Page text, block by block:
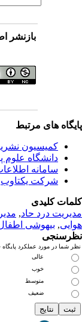
بازنشر
های مرتبط
کمیسیون
دانشگاه علوم
سامانه اطلاعات
شرکت یکتاوب
کلیدی
درد حاد,
, بیهوشی اطفال,
شما در مورد عملکرد پایگاه
عالی
خوب
متوسط
ضعیف